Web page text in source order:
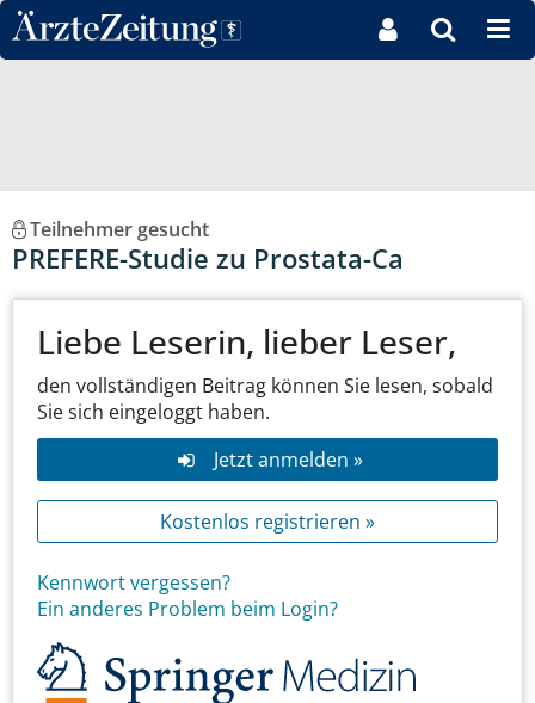
Direkt zum Inhaltsbereich
Teilnehmer gesucht
PREFERE-Studie zu Prostata-Ca
Liebe Leserin, lieber Leser,
den vollständigen Beitrag können Sie lesen, sobald
Sie sich eingeloggt haben.
Jetzt anmelden »
Kostenlos registrieren »
Kennwort vergessen?
Ein anderes Problem beim Login?